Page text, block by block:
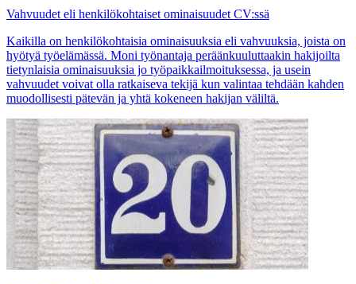
Vahvuudet eli henkilökohtaiset ominaisuudet CV:ssä
Kaikilla on henkilökohtaisia ominaisuuksia eli vahvuuksia, joista on
hyötyä työelämässä. Moni työnantaja peräänkuuluttaakin hakijoilta
tietynlaisia ominaisuuksia jo työpaikkailmoituksessa, ja usein
vahvuudet voivat olla ratkaiseva tekijä kun valintaa tehdään kahden
muodollisesti pätevän ja yhtä kokeneen hakijan väliltä.